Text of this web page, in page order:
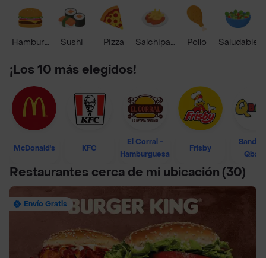
HamburguesaSushi Pizza Salchipapas Pollo Saludable
¡Los 10 más elegidos!
McDonald's KFC
El Corral -
Hamburguesa
Frisby
Restaurantes cerca de mi ubicación (30)
Envío Gratis